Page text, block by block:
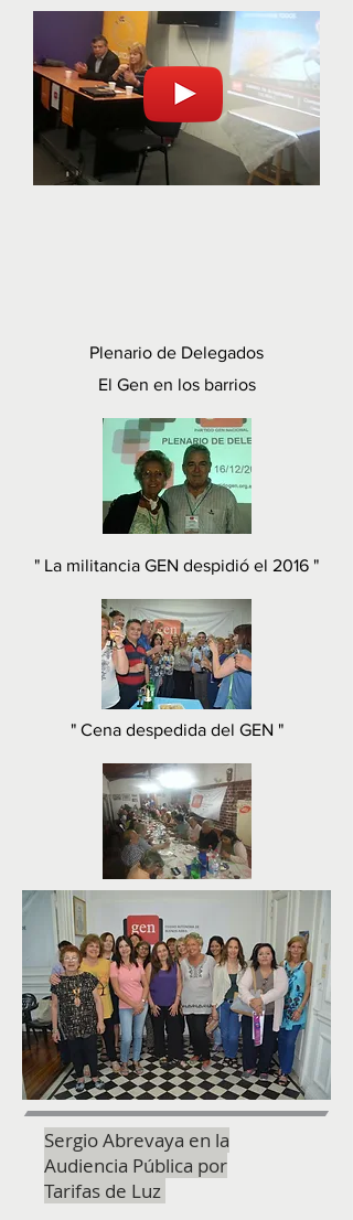
Plenario de Delegados
El Gen en los barrios
" La militancia GEN despidió el 2016 "
" Cena despedida del GEN "
Sergio Abrevaya en la
Audiencia Pública por
Tarifas de Luz